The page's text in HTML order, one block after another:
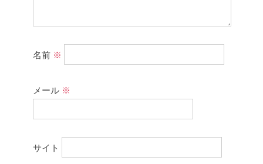
名前 ※
メール ※
サイト